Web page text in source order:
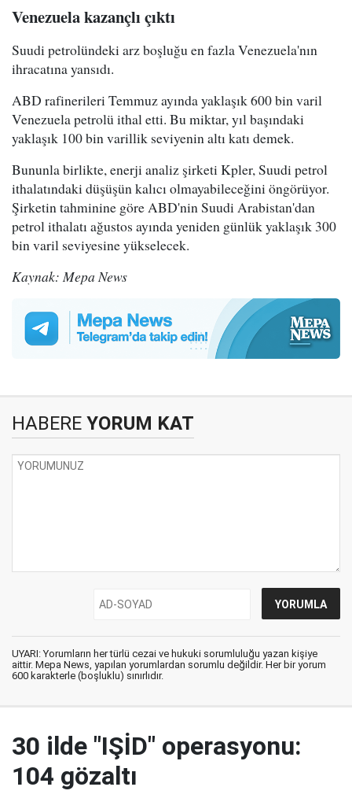
Venezuela kazançlı çıktı
Suudi petrolündeki arz boşluğu en fazla Venezuela'nın
ihracatına yansıdı.
ABD rafinerileri Temmuz ayında yaklaşık 600 bin varil
Venezuela petrolü ithal etti. Bu miktar, yıl başındaki
yaklaşık 100 bin varillik seviyenin altı katı demek.
Bununla birlikte, enerji analiz şirketi Kpler, Suudi petrol
ithalatındaki düşüşün kalıcı olmayabileceğini öngörüyor.
Şirketin tahminine göre ABD'nin Suudi Arabistan'dan
petrol ithalatı ağustos ayında yeniden günlük yaklaşık 300
bin varil seviyesine yükselecek.
Kaynak: Mepa News
HABERE YORUM KAT
UYARI: Yorumların her türlü cezai ve hukuki sorumluluğu yazan kişiye
aittir. Mepa News, yapılan yorumlardan sorumlu değildir. Her bir yorum
600 karakterle (boşluklu) sınırlıdır.
30 ilde "IŞİD" operasyonu:
104 gözaltı